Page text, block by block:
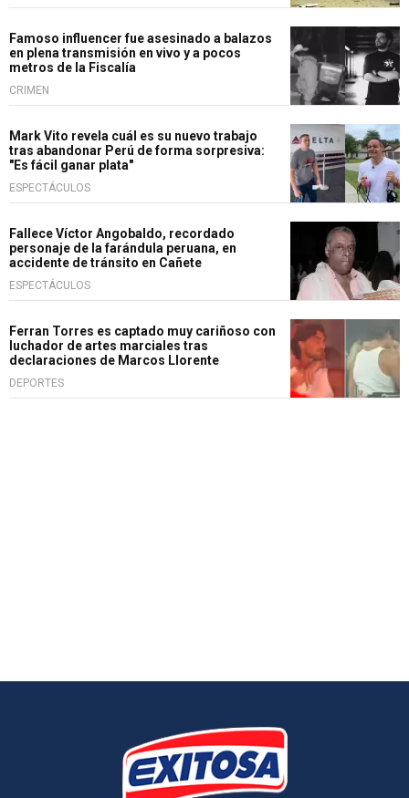
Famoso influencer fue asesinado a balazos
en plena transmisión en vivo y a pocos
metros de la Fiscalía
CRIMEN
Mark Vito revela cuál es su nuevo trabajo
tras abandonar Perú de forma sorpresiva:
"Es fácil ganar plata"
ESPECTÁCULOS
Fallece Víctor Angobaldo, recordado
personaje de la farándula peruana, en
accidente de tránsito en Cañete
ESPECTÁCULOS
Ferran Torres es captado muy cariñoso con
luchador de artes marciales tras
declaraciones de Marcos Llorente
DEPORTES